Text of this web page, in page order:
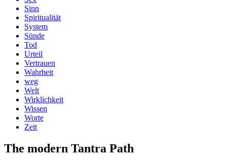
Sinn
Spiritualität
System
Sünde
Tod
Urteil
Vertrauen
Wahrheit
weg
Welt
Wirklichkeit
Wissen
Worte
Zeit
The modern Tantra Path